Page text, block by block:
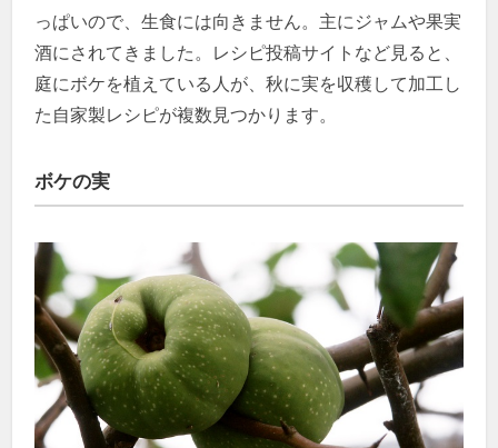
っぱいので、生食には向きません。主にジャムや果実
酒にされてきました。レシピ投稿サイトなど見ると、
庭にボケを植えている人が、秋に実を収穫して加工し
た自家製レシピが複数見つかります。
ボケの実